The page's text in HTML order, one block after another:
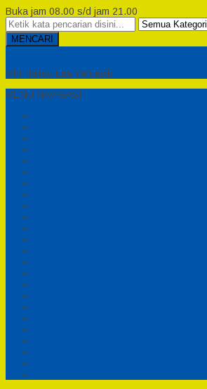
Buka jam 08.00 s/d jam 21.00
MENCARI
Min Haitsu Laa Yahtasib
MENU NAVIGASI